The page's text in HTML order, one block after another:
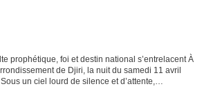
prophétique, foi et destin national s’entrelacent À
de Djiri, la nuit du samedi 11 avril
un ciel lourd de silence et d’attente,